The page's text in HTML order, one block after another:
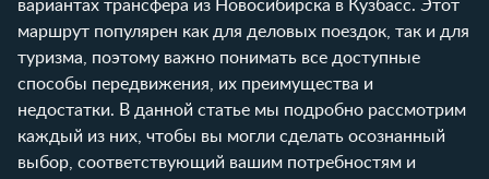
вариантах трансфера из Новосибирска в Кузбасс. Этот
маршрут популярен как для деловых поездок, так и для
туризма, поэтому важно понимать все доступные
способы передвижения, их преимущества и
недостатки. В данной статье мы подробно рассмотрим
каждый из них, чтобы вы могли сделать осознанный
выбор, соответствующий вашим потребностям и